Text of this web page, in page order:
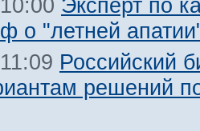
Эксперт по
о "летней
Российский
решений